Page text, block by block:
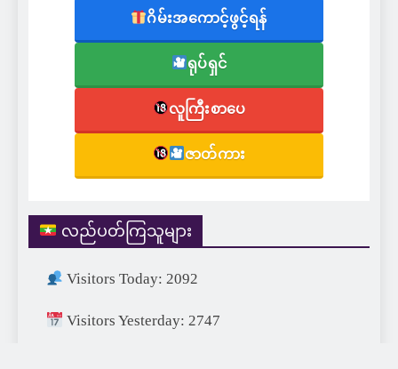
ဂိမ်းအကောင့်ဖွင့်ရန်
ရုပ်ရှင်
လူကြီးစာပေ
ဇာတ်ကား
လည်ပတ်ကြသူများ
Visitors Today: 2092
Visitors Yesterday: 2747